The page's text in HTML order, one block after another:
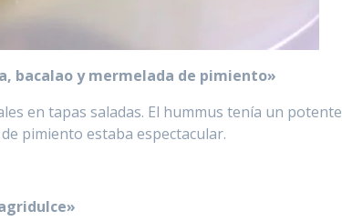
bacalao y mermelada de pimiento»
en tapas saladas. El hummus tenía un potente
pimiento estaba espectacular.